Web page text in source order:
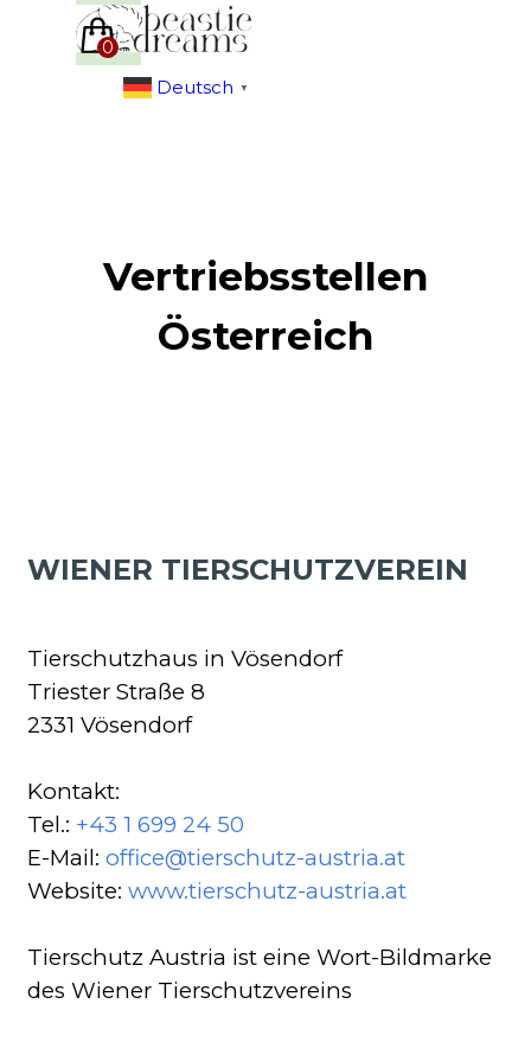
Direkt zum SeiteninhaltMenü überspringen
Deutsch ▼
Vertriebsstellen
Österreich
WIENER TIERSCHUTZVEREIN
Tierschutzhaus in Vösendorf
Triester Straße 8
2331 Vösendorf
Kontakt:
Tel.: +43 1 699 24 50
E-Mail: office@tierschutz-austria.at
Website: www.tierschutz-austria.at
Tierschutz Austria ist eine Wort-Bildmarke
des Wiener Tierschutzvereins